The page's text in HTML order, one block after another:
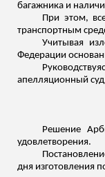
багажника и
При этом,
транспортным
Учитывая
Федерации
апелляционный суд
Решение
удовлетворения.
дня изготовления